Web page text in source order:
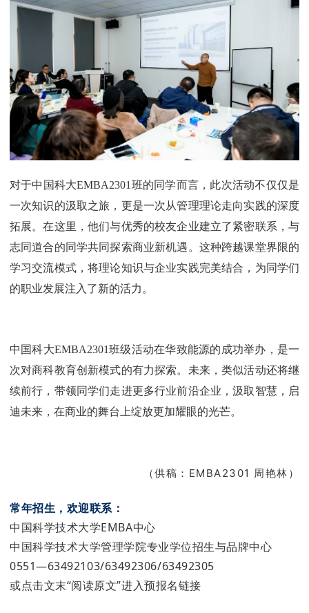
对于中国科大EMBA2301班的同学而言，此次活动不仅仅是
一次知识的汲取之旅，更是一次从管理理论走向实践的深度
拓展。在这里，他们与优秀的校友企业建立了紧密联系，与
志同道合的同学共同探索商业新机遇。这种跨越课堂界限的
学习交流模式，将理论知识与企业实践完美结合，为同学们
的职业发展注入了新的活力。
中国科大EMBA2301班级活动在华致能源的成功举办，是一
次对商科教育创新模式的有力探索。未来，类似活动还将继
续前行，带领同学们走进更多行业前沿企业，汲取智慧，启
迪未来，在商业的舞台上绽放更加耀眼的光芒。
（供稿：EMBA2301 周艳林）
常年招生，欢迎联系：
中国科学技术大学EMBA中心
中国科学技术大学管理学院专业学位招生与品牌中心
0551—63492103/63492306/63492305
或点击文末“阅读原文”进入预报名链接